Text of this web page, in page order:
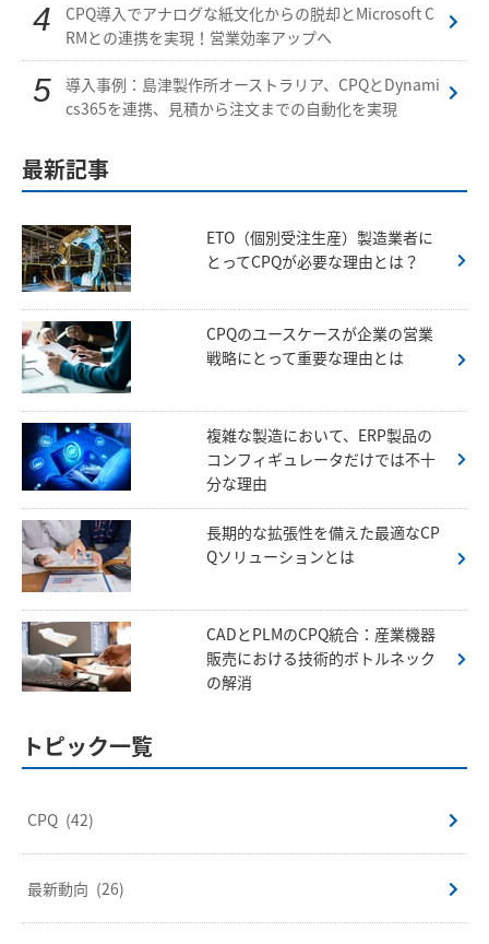
CPQ導入でアナログな紙文化からの脱却とMicrosoft C
RMとの連携を実現！営業効率アップへ
導入事例：島津製作所オーストラリア、CPQとDynami
cs365を連携、見積から注文までの自動化を実現
最新記事
ETO（個別受注生産）製造業者に
とってCPQが必要な理由とは？
CPQのユースケースが企業の営業
戦略にとって重要な理由とは
複雑な製造において、ERP製品の
コンフィギュレータだけでは不十
分な理由
長期的な拡張性を備えた最適なCP
Qソリューションとは
CADとPLMのCPQ統合：産業機器
販売における技術的ボトルネック
の解消
トピック一覧
CPQ (42)
最新動向 (26)